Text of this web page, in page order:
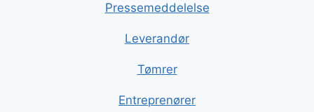
Pressemeddelelse
Leverandør
Tømrer
Entreprenører